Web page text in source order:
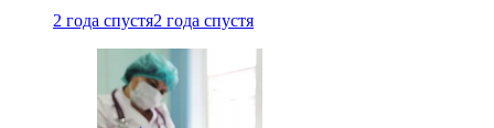
2 года спустя2 года спустя